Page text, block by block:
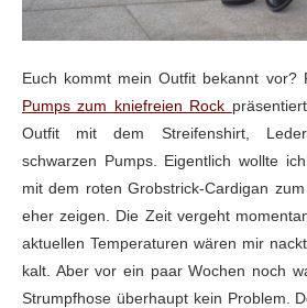
Euch kommt mein Outfit bekannt vor?
Pumps zum kniefreien Rock
Outfit mit dem Streifenshirt,
schwarzen Pumps. Eigentlich wollte
mit dem roten Grobstrick-Cardigan
eher zeigen. Die Zeit vergeht
aktuellen Temperaturen wären mir
kalt. Aber vor ein paar Wochen noch
Strumpfhose überhaupt kein Problem.